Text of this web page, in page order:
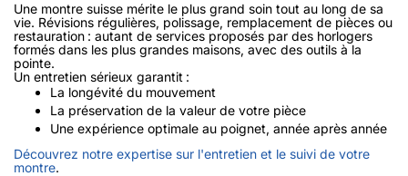
Une montre suisse mérite le plus grand soin tout au long de sa
vie. Révisions régulières, polissage, remplacement de pièces ou
restauration : autant de services proposés par des horlogers
formés dans les plus grandes maisons, avec des outils à la
pointe.
Un entretien sérieux garantit :
La longévité du mouvement
La préservation de la valeur de votre pièce
Une expérience optimale au poignet, année après année
Découvrez notre expertise sur l'entretien et le suivi de votre
montre.